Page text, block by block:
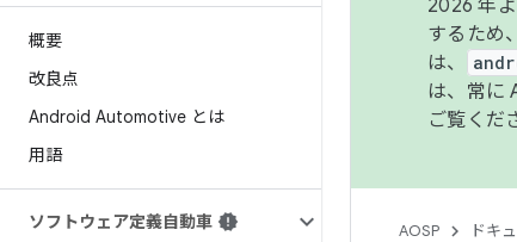
概要
改良点
Android Automotive とは
用語
ソフトウェア定義自動車
2026 年
するため
は、
は、常に
ご覧くだ
AOSP ドキ